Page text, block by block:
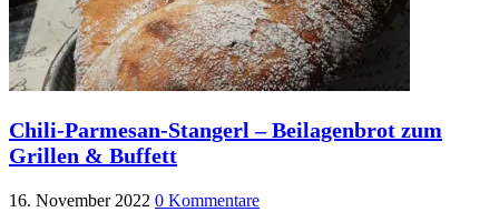
Chili-Parmesan-Stangerl – Beilagenbrot zum
Grillen & Buffett
16. November 2022 0 Kommentare